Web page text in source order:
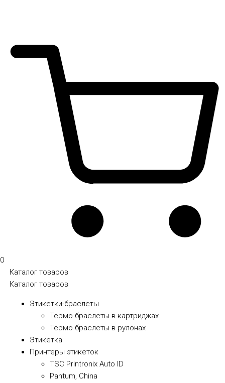
0
Каталог товаров
Каталог товаров
Этикетки-браслеты
Термо браслеты в картриджах
Термо браслеты в рулонах
Этикетка
Принтеры этикеток
TSC Printronix Auto ID
Pantum, China